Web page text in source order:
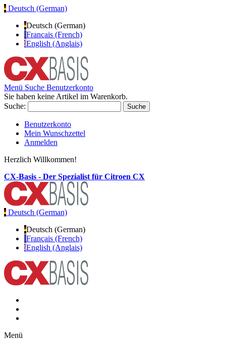
Deutsch (German)
Deutsch (German)
Français (French)
English (Anglais)
Menü Suche Benutzerkonto
Sie haben keine Artikel im Warenkorb.
Suche:
Suche
Benutzerkonto
Mein Wunschzettel
Anmelden
Herzlich Willkommen!
CX-Basis - Der Spezialist für Citroen CX
Deutsch (German)
Deutsch (German)
Français (French)
English (Anglais)
Menü